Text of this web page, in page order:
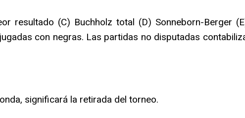
resultado (C) Buchholz total (D) Sonneborn-Berger
con negras. Las partidas no disputadas
significará la retirada del torneo.